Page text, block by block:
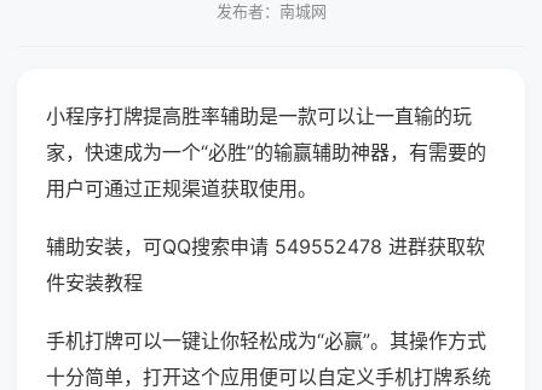
发布者：南城网
小程序打牌提高胜率辅助是一款可以让一直输的玩
家，快速成为一个“必胜”的输赢辅助神器，有需要的
用户可通过正规渠道获取使用。
辅助安装，可QQ搜索申请 549552478 进群获取软
件安装教程
手机打牌可以一键让你轻松成为“必赢”。其操作方式
十分简单，打开这个应用便可以自定义手机打牌系统